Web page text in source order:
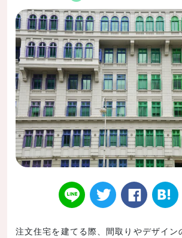
注文住宅を建てる際、間取りやデザイン